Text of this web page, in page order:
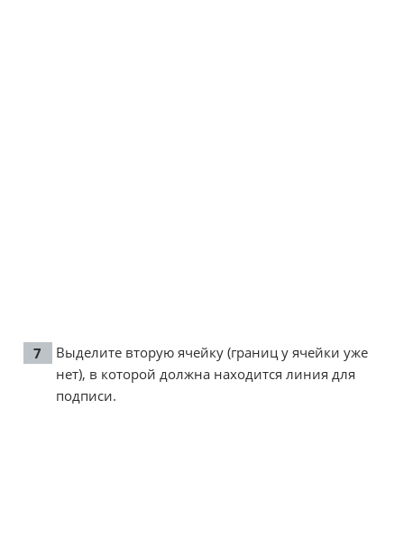
Выделите вторую ячейку (границ у ячейки уже
нет), в которой должна находится линия для
подписи.